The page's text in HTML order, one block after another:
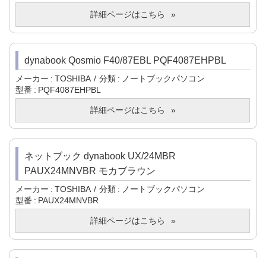
詳細ページはこちら
dynabook Qosmio F40/87EBL PQF4087EHPBL
メーカー TOSHIBA 分類
ノートブックパソコン
型番
PQF4087EHPBL
詳細ページはこちら
ネットブック dynabook UX/24MBR
PAUX24MNVBR モカブラウン
メーカー TOSHIBA 分類
ノートブックパソコン
型番
PAUX24MNVBR
詳細ページはこちら